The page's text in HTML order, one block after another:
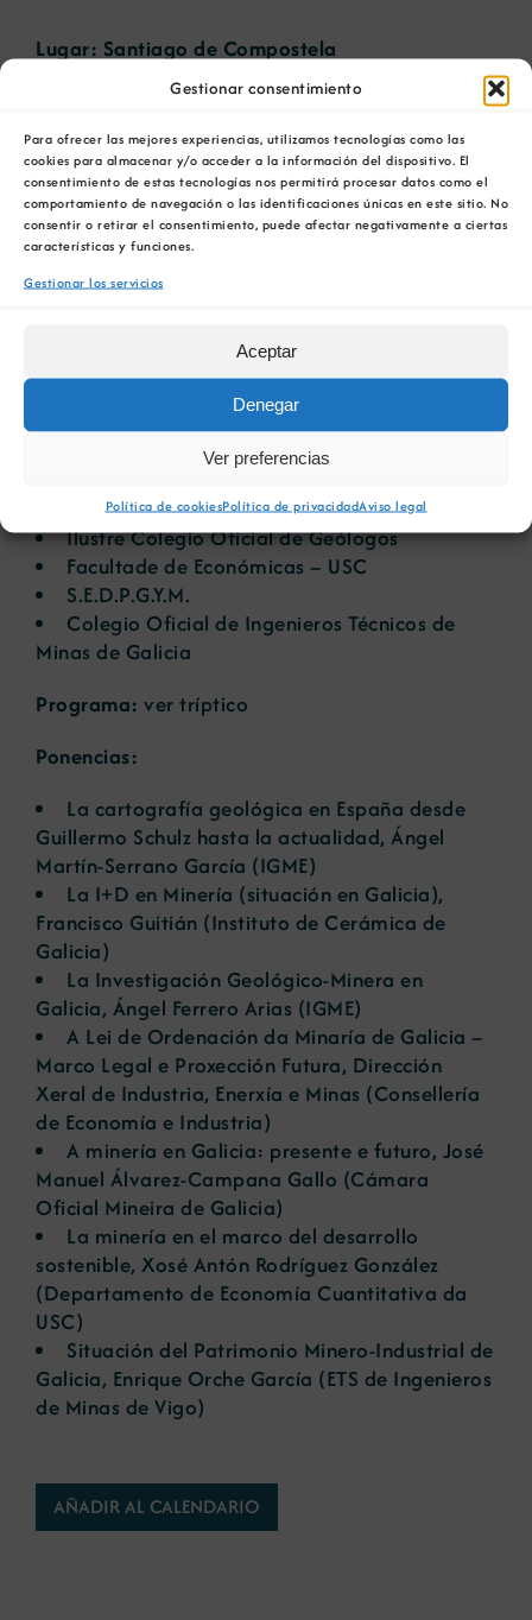
Gestionar consentimiento
Para ofrecer las mejores experiencias, utilizamos tecnologías como las
cookies para almacenar y/o acceder a la información del dispositivo. El
consentimiento de estas tecnologías nos permitirá procesar datos como el
comportamiento de navegación o las identificaciones únicas en este sitio. No
consentir o retirar el consentimiento, puede afectar negativamente a ciertas
características y funciones.
Gestionar los servicios
Aceptar
Denegar
Ver preferencias
Política de cookiesPolítica de privacidadAviso legal
Lugar: Santiago de Compostela
Instituto da Cerámica de Galicia
Fecha:02/10/2006
Organizadores:Consellería de Innovación e
Industria – Xunta de Galicia, Instituto Geológico
y Minero de España (IGME)
Cámara Oficial Mineira de Galicia
E.T.S. Enxeñería de Minas
Instituto Universitario de Xeoloxía ‘Isidro
Noroeste de España
Ilustre Colegio Oficial de Geólogos
Facultade de Económicas – USC
S.E.D.P.G.Y.M.
Colegio Oficial de Ingenieros Técnicos de
Minas de Galicia
Programa: ver tríptico
Ponencias:
La cartografía geológica en España desde
Guillermo Schulz hasta la actualidad, Ángel
Martín-Serrano García (IGME)
La I+D en Minería (situación en Galicia),
Francisco Guitián (Instituto de Cerámica de
Galicia)
La Investigación Geológico-Minera en
Galicia, Ángel Ferrero Arias (IGME)
A Lei de Ordenación da Minaría de Galicia –
Marco Legal e Proxección Futura, Dirección
Xeral de Industria, Enerxía e Minas (Consellería
de Economía e Industria)
A minería en Galicia: presente e futuro, José
Manuel Álvarez-Campana Gallo (Cámara
Oficial Mineira de Galicia)
La minería en el marco del desarrollo
sostenible, Xosé Antón Rodríguez González
(Departamento de Economía Cuantitativa da
USC)
Situación del Patrimonio Minero-Industrial de
Galicia, Enrique Orche García (ETS de Ingenieros
de Minas de Vigo)
AÑADIR AL CALENDARIO